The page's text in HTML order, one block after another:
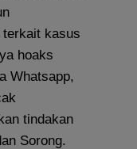
terkait kasus
hoaks
Whatsapp,
tindakan
Sorong.